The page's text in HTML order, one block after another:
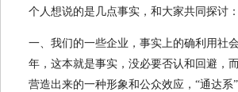
个人想说的是几点事实，和大家共同探讨：
一、我们的一些企业，事实上的确利用社
年，这本就是事实，没必要否认和回避，
营造出来的一种形象和公众效应，“通达系